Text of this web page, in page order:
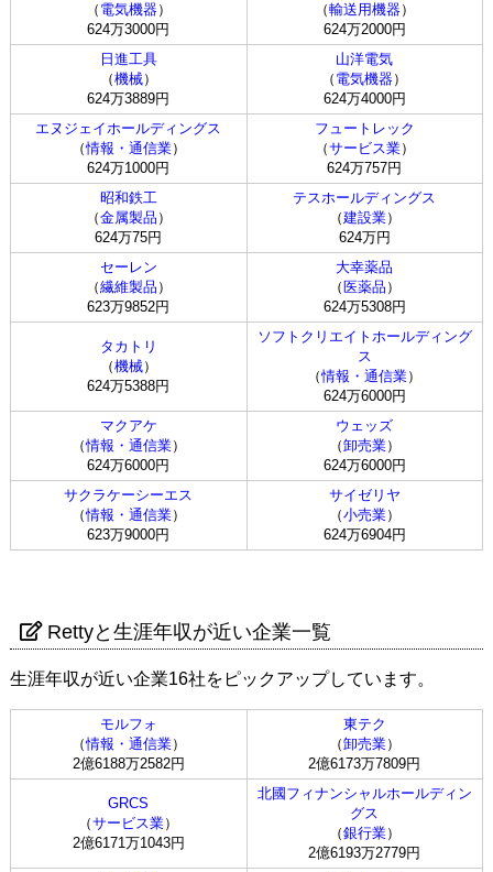
（ 電気機器）
624万3000円
（輸送用機器）
624万2000円
日進工具
（機械）
624万3889円
山洋電気
（ 電気機器）
624万4000円
エヌジェイホールディングス
（情報・通信業）
624万1000円
フュートレック
（サービス業）
624万757円
昭和鉄工
（金属製品 ）
624万75円
テスホールディングス
（建設業）
624万円
セーレン
（繊維製品 ）
623万9852円
大幸薬品
（ 医薬品 ）
624万5308円
タカトリ
（機械）
624万5388円
ソフトクリエイトホールディング
ス
（情報・通信業）
624万6000円
マクアケ
（情報・通信業）
624万6000円
ウェッズ
（卸売業）
624万6000円
サクラケーシーエス
（情報・通信業）
623万9000円
サイゼリヤ
（小売業）
624万6904円
Rettyと生涯年収が近い企業一覧
生涯年収が近い企業16社をピックアップしています。
モルフォ
（情報・通信業）
2億6188万2582円
東テク
（卸売業）
2億6173万7809円
GRCS
（サービス業）
2億6171万1043円
北國フィナンシャルホールディン
グス
（銀行業）
2億6193万2779円